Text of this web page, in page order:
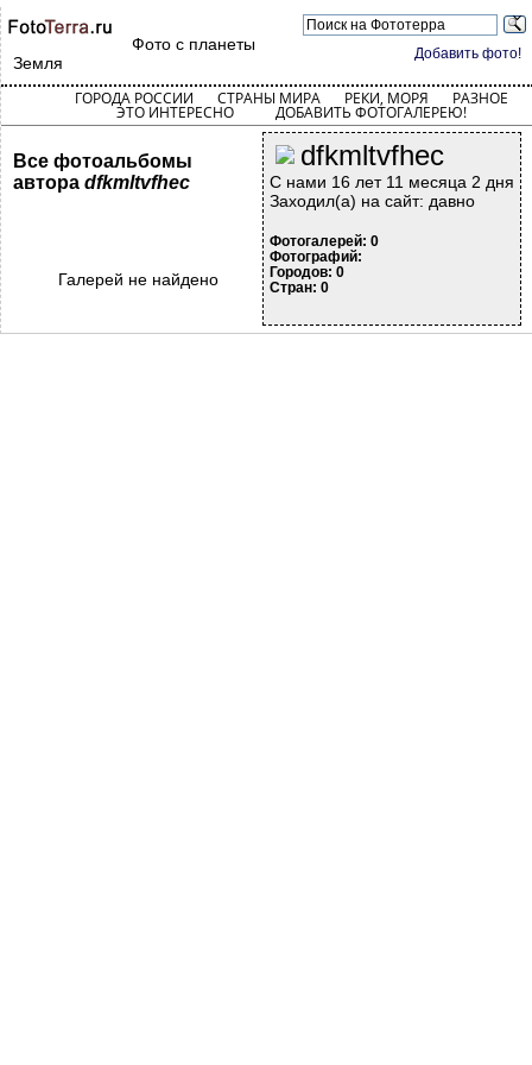
Добавить фото!
Фото с планеты
Земля
ГОРОДА РОССИИ СТРАНЫ МИРА РЕКИ, МОРЯ РАЗНОЕ
ЭТО ИНТЕРЕСНО ДОБАВИТЬ ФОТОГАЛЕРЕЮ!
dfkmltvfhec
С нами 16 лет 11 месяца 2 дня
Заходил(а) на сайт: давно
Фотогалерей: 0
Фотографий:
Городов: 0
Стран: 0
Все фотоальбомы
автора dfkmltvfhec
Галерей не найдено